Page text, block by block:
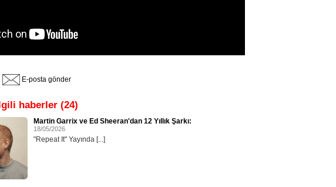
E-posta gönder
haberler (24)
Martin Garrix ve Ed Sheeran'dan 12 Yıllık Şarkı:
18/05/2026
"Repeat It" Yayında [...]